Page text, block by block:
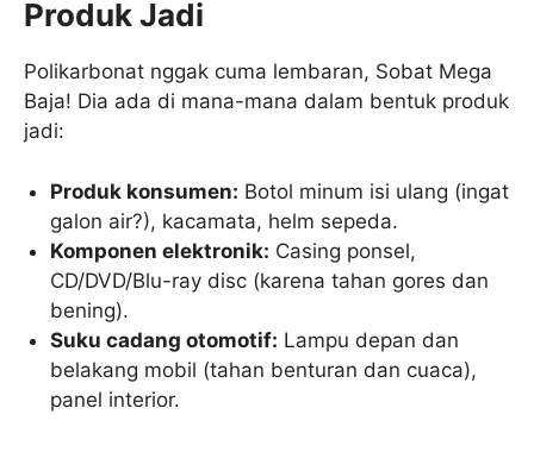
Produk Jadi
Polikarbonat nggak cuma lembaran, Sobat Mega
Baja! Dia ada di mana-mana dalam bentuk produk
jadi:
Produk konsumen: Botol minum isi ulang (ingat
galon air?), kacamata, helm sepeda.
Komponen elektronik: Casing ponsel,
CD/DVD/Blu-ray disc (karena tahan gores dan
bening).
Suku cadang otomotif: Lampu depan dan
belakang mobil (tahan benturan dan cuaca),
panel interior.